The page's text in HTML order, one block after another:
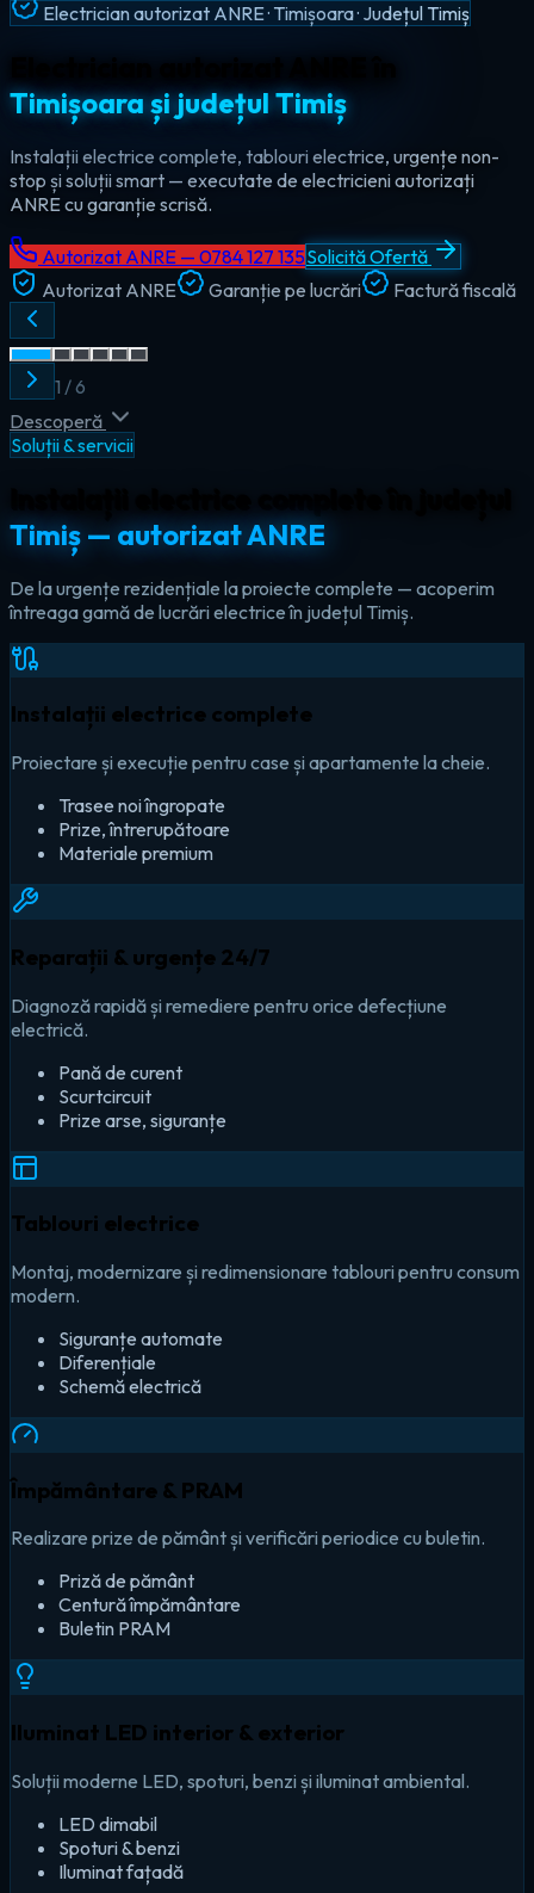
Intervenții Non-Stop · Urgențe Electrice · Timiș
Urgențe electrice non-stop în
județul Timiș
Ajungem la tine în maxim 60 de minute, oricând — ziua sau
noaptea. Electrician de urgență autorizat pentru Timișoara,
Lugoj, Deta și toate localitățile din Timiș.
Autorizat ANRE — 0784 127 135Solicită Ofertă
Autorizat ANRE
Garanție pe lucrări Factură fiscală
2 /6
Descoperă
Soluții & servicii
Timiș — autorizat ANRE
De la urgențe rezidențiale la proiecte complete — acoperim
întreaga gamă de lucrări electrice în județul Timiș.
Instalații electrice complete
Proiectare și execuție pentru case și apartamente la cheie.
Trasee noi îngropate
Prize, întrerupătoare
Materiale premium
Reparații & urgențe 24/7
Diagnoză rapidă și remediere pentru orice defecțiune
electrică.
Pană de curent
Scurtcircuit
Prize arse, siguranțe
Tablouri electrice
Montaj, modernizare și redimensionare tablouri pentru consum
modern.
Siguranțe automate
Diferențiale
Schemă electrică
Împământare & PRAM
Realizare prize de pământ și verificări periodice cu buletin.
Priză de pământ
Centură împământare
Buletin PRAM
Iluminat LED interior & exterior
Soluții moderne LED, spoturi, benzi și iluminat ambiental.
LED dimabil
Spoturi & benzi
Iluminat fațadă